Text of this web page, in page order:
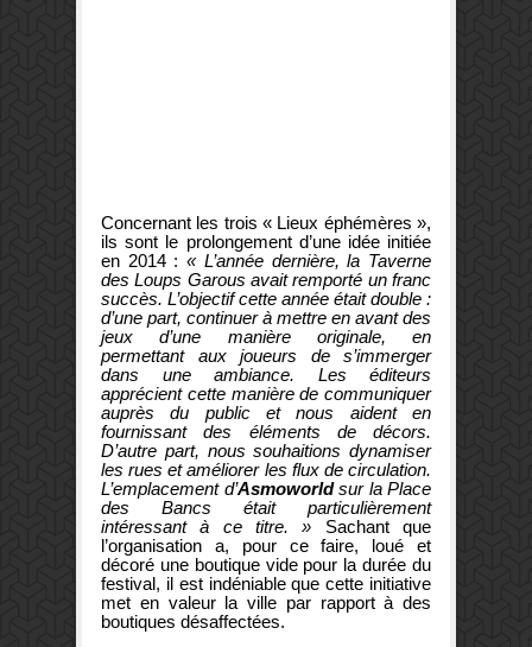
Concernant les trois « Lieux éphémères »,
ils sont le prolongement d’une idée initiée
en 2014 :« L’année dernière, la Taverne
des Loups Garous avait remporté un franc
succès. L’objectif cette année était double :
d’une part, continuer à mettre en avant des
jeux d’une manière originale, en
permettant aux joueurs de s’immerger
dans une ambiance. Les éditeurs
apprécient cette manière de communiquer
auprès du public et nous aident en
fournissant des éléments de décors.
D’autre part, nous souhaitions dynamiser
les rues et améliorer les flux de circulation.
L’emplacement d’Asmoworldsur la Place
des Bancs était particulièrement
intéressant à ce titre. » Sachant que
l’organisation a, pour ce faire, loué et
décoré une boutique vide pour la durée du
festival, il est indéniable que cette initiative
met en valeur la ville par rapport à des
boutiques désaffectées.